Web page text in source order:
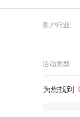
客户行业
活动类型
为您找到